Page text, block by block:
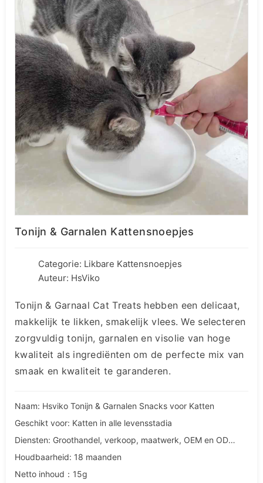
Tonijn & Garnalen Kattensnoepjes
Categorie: Likbare Kattensnoepjes
Auteur: HsViko
Tonijn & Garnaal Cat Treats hebben een delicaat,
makkelijk te likken, smakelijk vlees. We selecteren
zorgvuldig tonijn, garnalen en visolie van hoge
kwaliteit als ingrediënten om de perfecte mix van
smaak en kwaliteit te garanderen.
Naam: Hsviko Tonijn & Garnalen Snacks voor Katten
Geschikt voor: Katten in alle levensstadia
Diensten: Groothandel, verkoop, maatwerk, OEM en ODM diensten
Houdbaarheid: 18 maanden
Netto inhoud：15g